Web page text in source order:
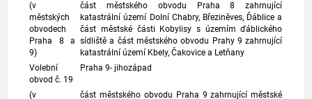
(v
městských
obvodech
Praha 8 a
9)
část městského obvodu Praha 8 zahrnující
katastrální území Dolní Chabry, Březiněves, Ďáblice a
část městské části Kobylisy s územím ďáblického
sídliště a část městského obvodu Prahy 9 zahrnující
katastrální území Kbely, Čakovice a Letňany
Volební
obvod č. 19
Praha 9- jihozápad
(v
část městského obvodu Praha 9 zahrnující městské